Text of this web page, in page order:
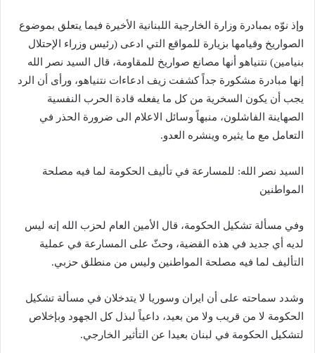
وإذ نوّه بمبادرة وزارة الخارجية اللبنانية الأخيرة فيما يتعلق بموضوع
الصواريخ وقيامها بزيارة للمواقع التي ادعى (رئيس وزراء الإحتلال
بنيامين) نتنياهو أنها مصانع صواريخ للمقاومة، قال السيد نصر الله
إنها مبادرة مشكورة جداً كشفت زيف ادعاءات نتنياهو، ورأى أن الرد
يجب أن يكون السخرية من كل ما يفعله قادة الحرب النفسية
الصهاينة الفاشلون، منبهاً وسائل الاعلام الى ضرورة الحذر في
التعامل مع ما يثيره وينشره العدو.
السيد نصر الله: للمسارعة في تأليف الحكومة لما فيه مصلحة
المواطنين
وفي مسألة تشكيل الحكومة، قال الأمين العام لحزب الله إنه ليس
لديه أي جديد في هذه القضية، وحثّ على المسارعة في عملية
التأليف لما فيه مصلحة المواطنين وليس من منطلق حزبي.
وشدد سماحته على أن ايران وسوريا لا يتدخلان في مسألة تشكيل
الحكومة لا من قريب ولا من بعيد، داعياً لبذل كل الجهود وبإخلاص
لتشكيل الحكومة في لبنان بعيدا عن التأثير الخارجي.